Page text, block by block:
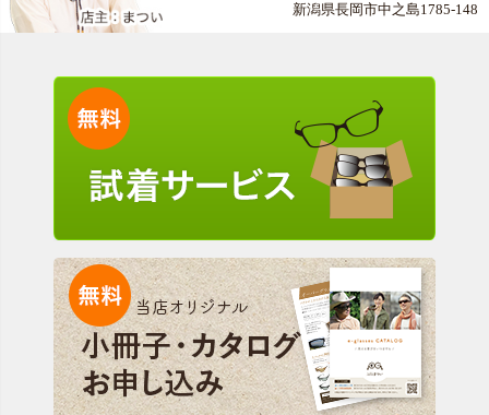
新潟県長岡市中之島1785-148